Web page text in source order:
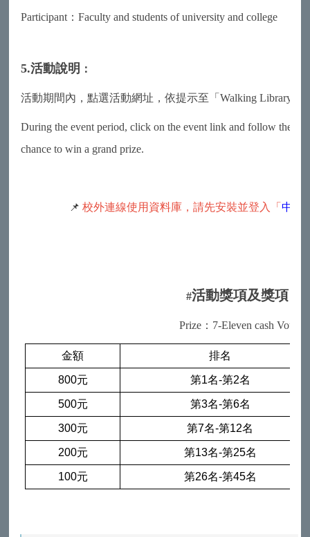
Participant：Faculty and students of university and college
5.活動說明 ：
活動期間內，點選活動網址，依提示至「Walking Library
During the event period, click on the event link and follow the
chance to win a grand prize.
📌 校外連線使用資料庫，請先安裝並登入「中國
#活動獎項及獎項
Prize：7-Eleven cash
金額 排名
800元 第1名-第2名
500元 第3名-第6名
300元 第7名-第12名
200元 第13名-第25名
100元 第26名-第45名